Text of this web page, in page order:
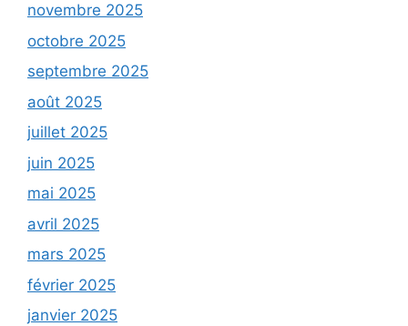
novembre 2025
octobre 2025
septembre 2025
août 2025
juillet 2025
juin 2025
mai 2025
avril 2025
mars 2025
février 2025
janvier 2025